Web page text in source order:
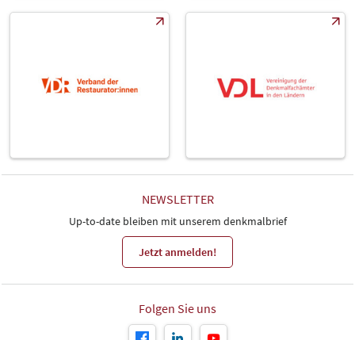
NEWSLETTER
Up-to-date bleiben mit unserem denkmalbrief
Jetzt anmelden!
Folgen Sie uns